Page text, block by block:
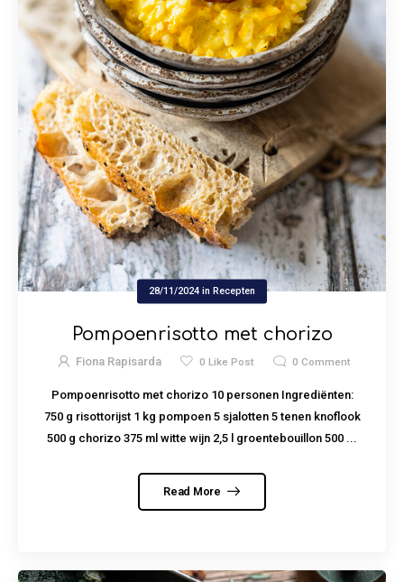
28/11/2024 in Recepten
Pompoenrisotto met chorizo
Fiona Rapisarda 0 Like Post 0 Comment
Pompoenrisotto met chorizo 10 personen Ingrediënten:
750 g risottorijst 1 kg pompoen 5 sjalotten 5 tenen knoflook
500 g chorizo 375 ml witte wijn 2,5 l groentebouillon 500 ...
Read More